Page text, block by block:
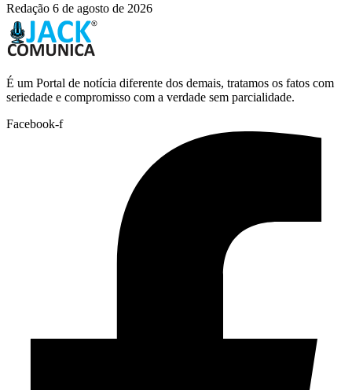
Redação 6 de agosto de 2026
É um Portal de notícia diferente dos demais, tratamos os fatos com
seriedade e compromisso com a verdade sem parcialidade.
Facebook-f